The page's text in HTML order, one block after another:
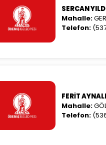
SERCAN
Mahalle:
Telefon:
FERİT AYNALI
Mahalle:
Telefon: